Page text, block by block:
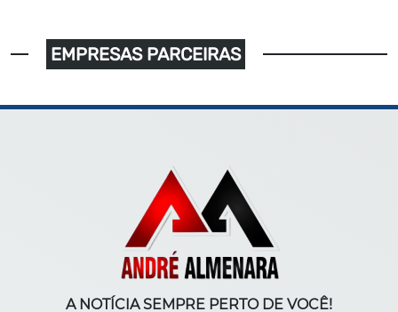
EMPRESAS PARCEIRAS
A NOTÍCIA SEMPRE PERTO DE VOCÊ!